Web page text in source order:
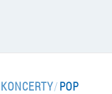
KONCERTY/POP